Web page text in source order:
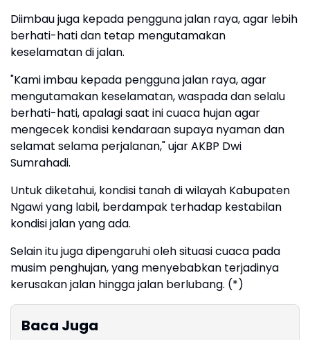
Diimbau juga kepada pengguna jalan raya, agar lebih
berhati-hati dan tetap mengutamakan
keselamatan di jalan.
"Kami imbau kepada pengguna jalan raya, agar
mengutamakan keselamatan, waspada dan selalu
berhati-hati, apalagi saat ini cuaca hujan agar
mengecek kondisi kendaraan supaya nyaman dan
selamat selama perjalanan," ujar AKBP Dwi
Sumrahadi.
Untuk diketahui, kondisi tanah di wilayah Kabupaten
Ngawi yang labil, berdampak terhadap kestabilan
kondisi jalan yang ada.
Selain itu juga dipengaruhi oleh situasi cuaca pada
musim penghujan, yang menyebabkan terjadinya
kerusakan jalan hingga jalan berlubang. (*)
Baca Juga